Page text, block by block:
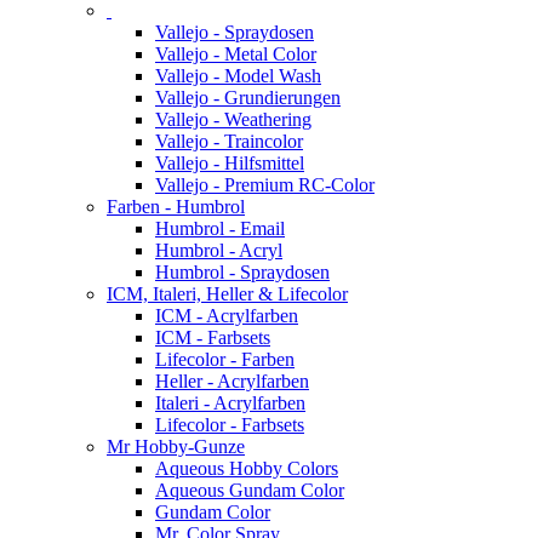
Vallejo - Spraydosen
Vallejo - Metal Color
Vallejo - Model Wash
Vallejo - Grundierungen
Vallejo - Weathering
Vallejo - Traincolor
Vallejo - Hilfsmittel
Vallejo - Premium RC-Color
Farben - Humbrol
Humbrol - Email
Humbrol - Acryl
Humbrol - Spraydosen
ICM, Italeri, Heller & Lifecolor
ICM - Acrylfarben
ICM - Farbsets
Lifecolor - Farben
Heller - Acrylfarben
Italeri - Acrylfarben
Lifecolor - Farbsets
Mr Hobby-Gunze
Aqueous Hobby Colors
Aqueous Gundam Color
Gundam Color
Mr. Color Spray